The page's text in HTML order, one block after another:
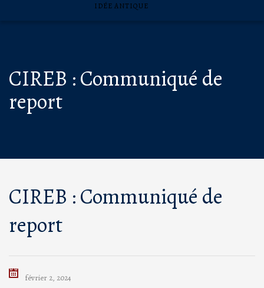
IDÉE ANTIQUE
CIREB : Communiqué de
report
CIREB : Communiqué de
report
février 2, 2024